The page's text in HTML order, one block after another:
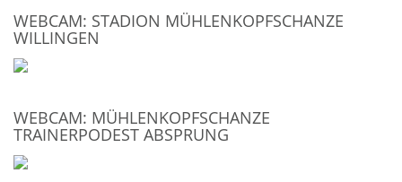
WEBCAM: STADION MÜHLENKOPFSCHANZE
WILLINGEN
WEBCAM: MÜHLENKOPFSCHANZE
TRAINERPODEST ABSPRUNG